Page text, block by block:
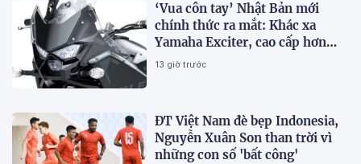
‘Vua côn tay’ Nhật Bản mới
chính thức ra mắt: Khác xa
Yamaha Exciter, cao cấp hơn
Honda Winner R, giá rẻ so với
13 giờ trước
ĐT Việt Nam đè bẹp Indonesia,
Nguyễn Xuân Son than trời vì
những con số 'bất công'